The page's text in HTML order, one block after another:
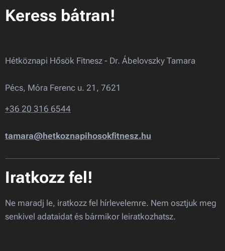
Keress bátran!
Hétköznapi Hősök Fitnesz - Dr. Ábelovszky Tamara
Pécs, Móra Ferenc u. 21, 7621
+36 20 316 6544
tamara@hetkoznapihosokfitnesz.hu
Iratkozz fel!
Ne maradj le, iratkozz fel hírlevelemre. Nem osztjuk meg
senkivel adataidat és bármikor leiratkozhatsz.